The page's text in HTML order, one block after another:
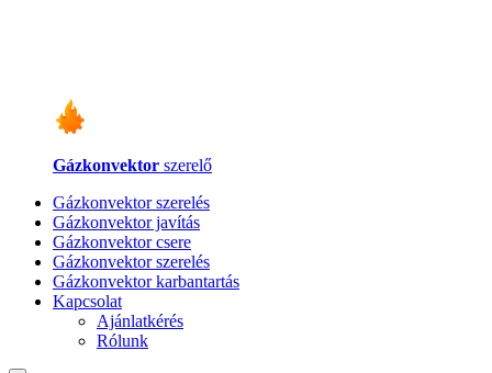
Gázkonvektor szerelő
Gázkonvektor szerelés
Gázkonvektor javítás
Gázkonvektor csere
Gázkonvektor szerelés
Gázkonvektor karbantartás
Kapcsolat
Ajánlatkérés
Rólunk